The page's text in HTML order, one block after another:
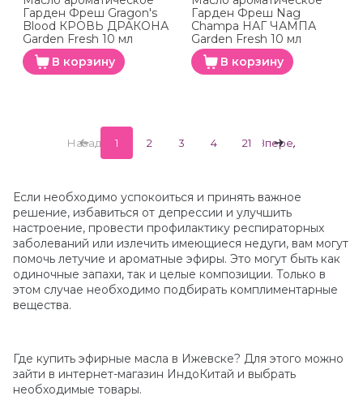
Гарден Фреш Gragon's
Blood КРОВЬ ДРАКОНА
Garden Fresh 10 мл
В корзину
Гарден Фреш Nag
Champa НАГ ЧАМПА
Garden Fresh 10 мл
В корзину
Назад 1 2 3 4 21 Вперед
Если необходимо успокоиться и принять важное
решение, избавиться от депрессии и улучшить
настроение, провести профилактику респираторных
заболеваний или излечить имеющиеся недуги, вам могут
помочь летучие и ароматные эфиры. Это могут быть как
одиночные запахи, так и целые композиции. Только в
этом случае необходимо подбирать комплиментарные
вещества.
Где купить эфирные масла в Ижевске? Для этого можно
зайти в интернет-магазин ИндоКитай и выбрать
необходимые товары.